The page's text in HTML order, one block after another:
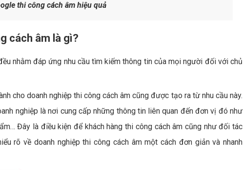
thi công cách âm hiệu quả
cách âm là gì?
nhằm đáp ứng nhu cầu tìm kiếm thông tin của mọi người đối với chủ
cho doanh nghiệp thi công cách âm cũng được tạo ra từ nhu cầu này.
nghiệp là nơi cung cấp những thông tin liên quan đến đơn vị đó như
Đây là điều kiện để khách hàng thi công cách âm cũng như đối tác
rõ về doanh nghiệp thi công cách âm một cách đơn giản và nhanh